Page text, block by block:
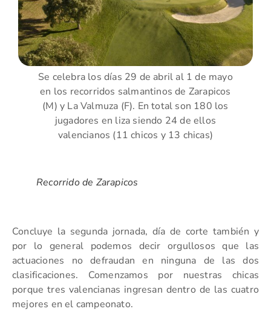
Se celebra los días 29 de abril al 1 de mayo
en los recorridos salmantinos de Zarapicos
(M) y La Valmuza (F). En total son 180 los
jugadores en liza siendo 24 de ellos
valencianos (11 chicos y 13 chicas)
Recorrido de Zarapicos
Concluye la segunda jornada, día de corte también y
por lo general podemos decir orgullosos que las
actuaciones no defraudan en ninguna de las dos
clasificaciones. Comenzamos por nuestras chicas
porque tres valencianas ingresan dentro de las cuatro
mejores en el campeonato.